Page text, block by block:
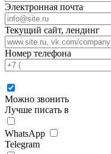
Электронная почта
Текущий сайт, лендинг
Номер телефона
Можно звонить
Лучше писать в
WhatsApp
Telegram